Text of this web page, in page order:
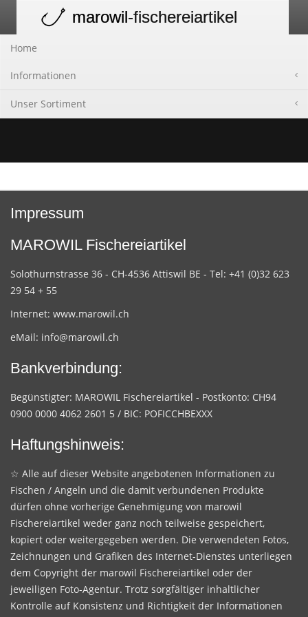
navigation
marowil-fischereiartikel
Home
Informationen
Unser Sortiment
Impressum
MAROWIL Fischereiartikel
Solothurnstrasse 36 - CH-4536 Attiswil BE - Tel: +41 (0)32 623
29 54 + 55
Internet: www.marowil.ch
eMail: info@marowil.ch
Bankverbindung:
Begünstigter: MAROWIL Fischereiartikel - Postkonto: CH94
0900 0000 4062 2601 5 / BIC: POFICCHBEXXX
Haftungshinweis:
☆ Alle auf dieser Website angebotenen Informationen zu
Fischen / Angeln und die damit verbundenen Produkte
dürfen ohne vorherige Genehmigung von marowil
Fischereiartikel weder ganz noch teilweise gespeichert,
kopiert oder weitergegeben werden. Die verwendeten Fotos,
Zeichnungen und Grafiken des Internet-Dienstes unterliegen
dem Copyright der marowil Fischereiartikel oder der
jeweiligen Foto-Agentur. Trotz sorgfältiger inhaltlicher
Kontrolle auf Konsistenz und Richtigkeit der Informationen